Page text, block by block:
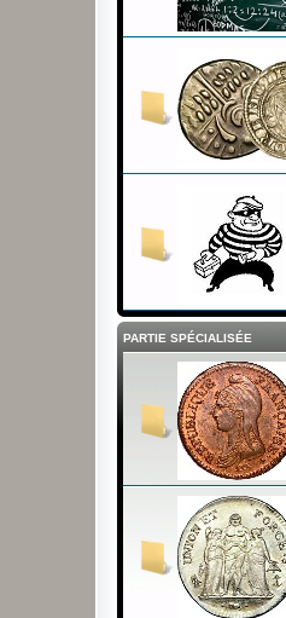
PARTIE SPÉCIALISÉE